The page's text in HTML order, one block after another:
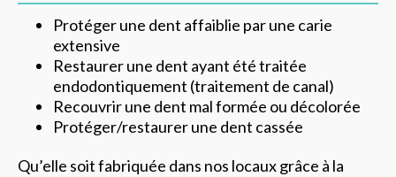
Protéger une dent affaiblie par une carie
extensive
Restaurer une dent ayant été traitée
endodontiquement (traitement de canal)
Recouvrir une dent mal formée ou décolorée
Protéger/restaurer une dent cassée
Qu’elle soit fabriquée dans nos locaux grâce à la